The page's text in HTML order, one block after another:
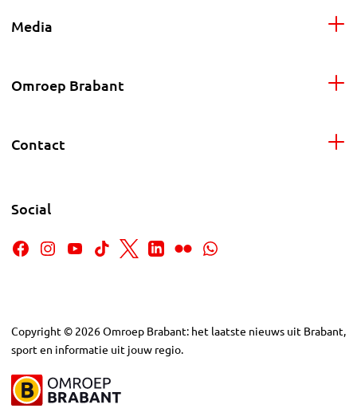
Media
Omroep Brabant
Contact
Social
Copyright © 2026Omroep Brabant: het laatste nieuws uit Brabant,
sport en informatie uit jouw regio.